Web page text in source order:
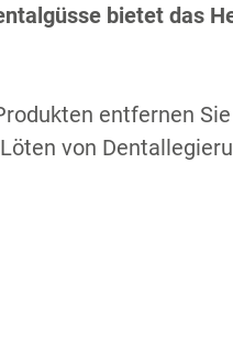
bietet das
entfernen
von